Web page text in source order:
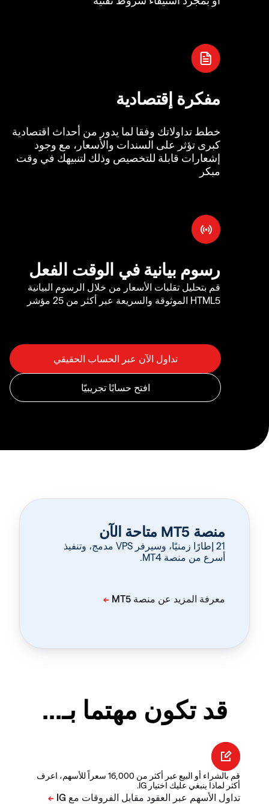
مفكرة إقتصادية
خطط تداولاتك وفقا لما يدور من أحداث اقتصادية
كبرى تؤثر على السندات والأسعار، مع وجود
إشعارات قابلة للتخصيص وذلك لتنبيهك في وقت
مبكر
رسوم بيانية في الوقت الفعل
قم بتحليل تقلبات الأسعار من خلال الرسوم البيانية
HTML5 الموثوقة والسريعة عبر أكثر من 25 مؤشر
منصة MT5 متاحة الآن
‏21 إطارًا زمنيًا، وسيرفر VPS مدمج، وتنفيذ
أسرع من منصة MT4.
قد تكون مهتما بـ...
قم بالشراء أو البيع عبر أكثر من 16,000 سعراً للأسهم، اعرف
أكثر لماذا ينبغي عليك اختيار IG.